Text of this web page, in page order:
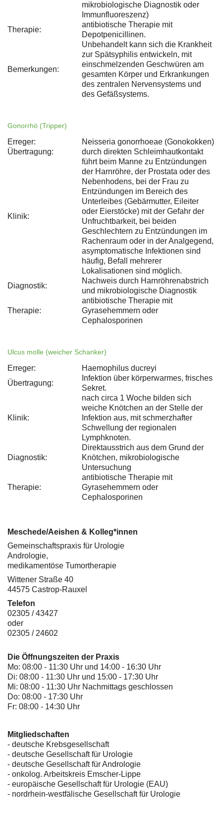
mikrobiologische Diagnostik oder
Immunfluoreszenz)
Therapie:
antibiotische Therapie mit
Depotpenicillinen.
Bemerkungen:
Unbehandelt kann sich die Krankheit
zur Spätsyphilis entwickeln, mit
einschmelzenden Geschwüren am
gesamten Körper und Erkrankungen
des zentralen Nervensystems und
des Gefäßsystems.
Gonorrhö (Tripper)
Erreger:
Neisseria gonorrhoeae (Gonokokken)
Übertragung:
durch direkten Schleimhautkontakt
Klinik:
führt beim Manne zu Entzündungen
der Harnröhre, der Prostata oder des
Nebenhodens, bei der Frau zu
Entzündungen im Bereich des
Unterleibes (Gebärmutter, Eileiter
oder Eierstöcke) mit der Gefahr der
Unfruchtbarkeit, bei beiden
Geschlechtern zu Entzündungen im
Rachenraum oder in der Analgegend,
asymptomatische Infektionen sind
häufig, Befall mehrerer
Lokalisationen sind möglich.
Diagnostik:
Nachweis durch Harnröhrenabstrich
und mikrobiologische Diagnostik
Therapie:
antibiotische Therapie mit
Gyrasehemmern oder
Cephalosporinen
Ulcus molle (weicher Schanker)
Erreger:
Haemophilus ducreyi
Übertragung:
Infektion über körperwarmes, frisches
Sekret.
Klinik:
nach circa 1 Woche bilden sich
weiche Knötchen an der Stelle der
Infektion aus, mit schmerzhafter
Schwellung der regionalen
Lymphknoten.
Diagnostik:
Direktausstrich aus dem Grund der
Knötchen, mikrobiologische
Untersuchung
Therapie:
antibiotische Therapie mit
Gyrasehemmern oder
Cephalosporinen
Meschede/Aeishen & Kolleg*innen
Gemeinschaftspraxis für Urologie
Andrologie,
medikamentöse Tumortherapie
Wittener Straße 40
44575 Castrop-Rauxel
Telefon
02305 / 43427
oder
02305 / 24602
Die Öffnungszeiten der Praxis
Mo: 08:00 - 11:30 Uhr und 14:00 - 16:30 Uhr
Di: 08:00 - 11:30 Uhr und 15:00 - 17:30 Uhr
Mi: 08:00 - 11:30 Uhr Nachmittags geschlossen
Do: 08:00 - 17:30 Uhr
Fr: 08:00 - 14:30 Uhr
Mitgliedschaften
- deutsche Krebsgesellschaft
- deutsche Gesellschaft für Urologie
- deutsche Gesellschaft für Andrologie
- onkolog. Arbeitskreis Emscher-Lippe
- europäische Gesellschaft für Urologie (EAU)
- nordrhein-westfälische Gesellschaft für Urologie